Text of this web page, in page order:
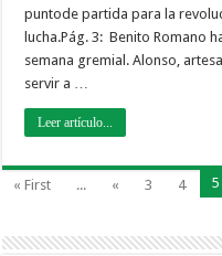
puntode partida para la
lucha.Pág. 3: Benito Romano
semana gremial. Alonso,
servir a …
Leer artículo...
« First ... « 3 4 5